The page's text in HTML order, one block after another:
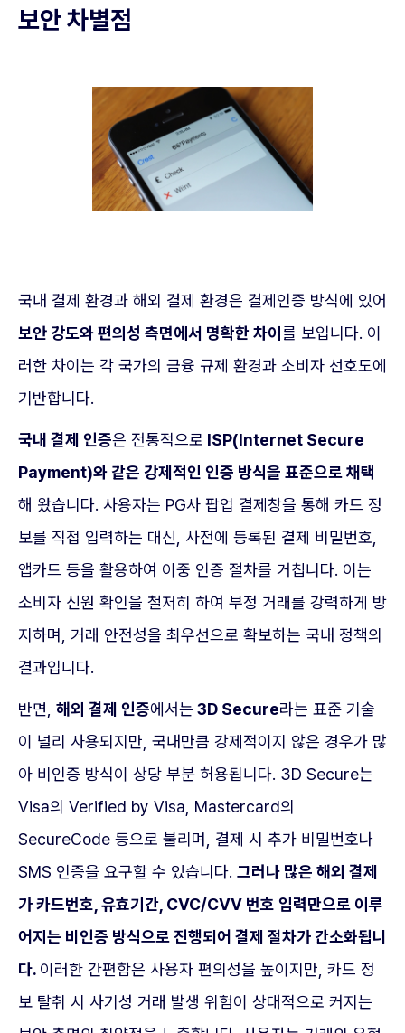
보안 차별점
국내 결제 환경과 해외 결제 환경은 결제인증 방식에 있어
보안 강도와 편의성 측면에서 명확한 차이 를 보입니다. 이
러한 차이는 각 국가의 금융 규제 환경과 소비자 선호도에
기반합니다.
국내 결제 인증은 전통적으로 ISP(Internet Secure
Payment)와 같은 강제적인 인증 방식을 표준으로 채택
해 왔습니다. 사용자는 PG사 팝업 결제창을 통해 카드 정
보를 직접 입력하는 대신, 사전에 등록된 결제 비밀번호,
앱카드 등을 활용하여 이중 인증 절차를 거칩니다. 이는
소비자 신원 확인을 철저히 하여 부정 거래를 강력하게 방
지하며, 거래 안전성을 최우선으로 확보하는 국내 정책의
결과입니다.
반면, 해외 결제 인증에서는 3D Secure라는 표준 기술
이 널리 사용되지만, 국내만큼 강제적이지 않은 경우가 많
아 비인증 방식이 상당 부분 허용됩니다. 3D Secure는
Visa의 Verified by Visa, Mastercard의
SecureCode 등으로 불리며, 결제 시 추가 비밀번호나
SMS 인증을 요구할 수 있습니다. 그러나 많은 해외 결제
가 카드번호, 유효기간, CVC/CVV 번호 입력만으로 이루
어지는 비인증 방식으로 진행되어 결제 절차가 간소화됩니
다. 이러한 간편함은 사용자 편의성을 높이지만, 카드 정
보 탈취 시 사기성 거래 발생 위험이 상대적으로 커지는